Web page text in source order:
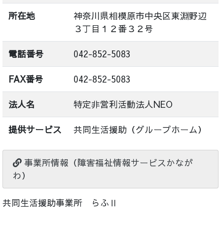
所在地
神奈川県相模原市中央区東淵野辺
３丁目１２番３２号
電話番号 042-852-5083
FAX番号 042-852-5083
法人名 特定非営利活動法人NEO
提供サービス 共同生活援助（グループホーム）
事業所情報（障害福祉情報サービスかなが
わ）
共同生活援助事業所 らふⅡ